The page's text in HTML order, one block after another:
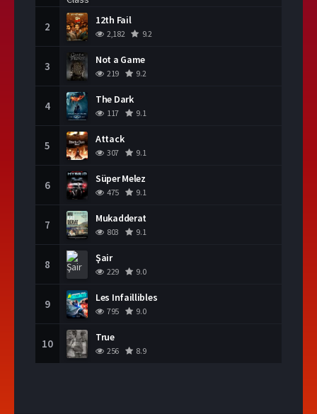
2 12th Fail
2,182 9.2
3 Not a Game
219 9.2
4 The Dark
117 9.1
5 Attack
307 9.1
6 Süper Melez
475 9.1
7 Mukadderat
803 9.1
8 Şair
229 9.0
9 Les Infaillibles
795 9.0
10 True
256 8.9